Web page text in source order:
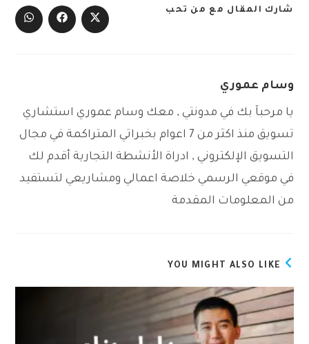
شارك المقال مع من تحبSHARE
Opens
in
Opens
in
Opens
in
وسام عموري
يا مرحبآ بك في مدونتي , معك وسام عموري استشاري
تسويق منذ اكثر من 7 اعوام بخبراتي المتراكمة في مجال
التسويق الإلكتروني , ادراة الأنشطة التجارية أقدم لك
في موقعي الرسمي خلاصة اعمالي ومشاريعي لتستفيد
من المعلومات المقدمة
YOU MIGHT ALSO LIKE